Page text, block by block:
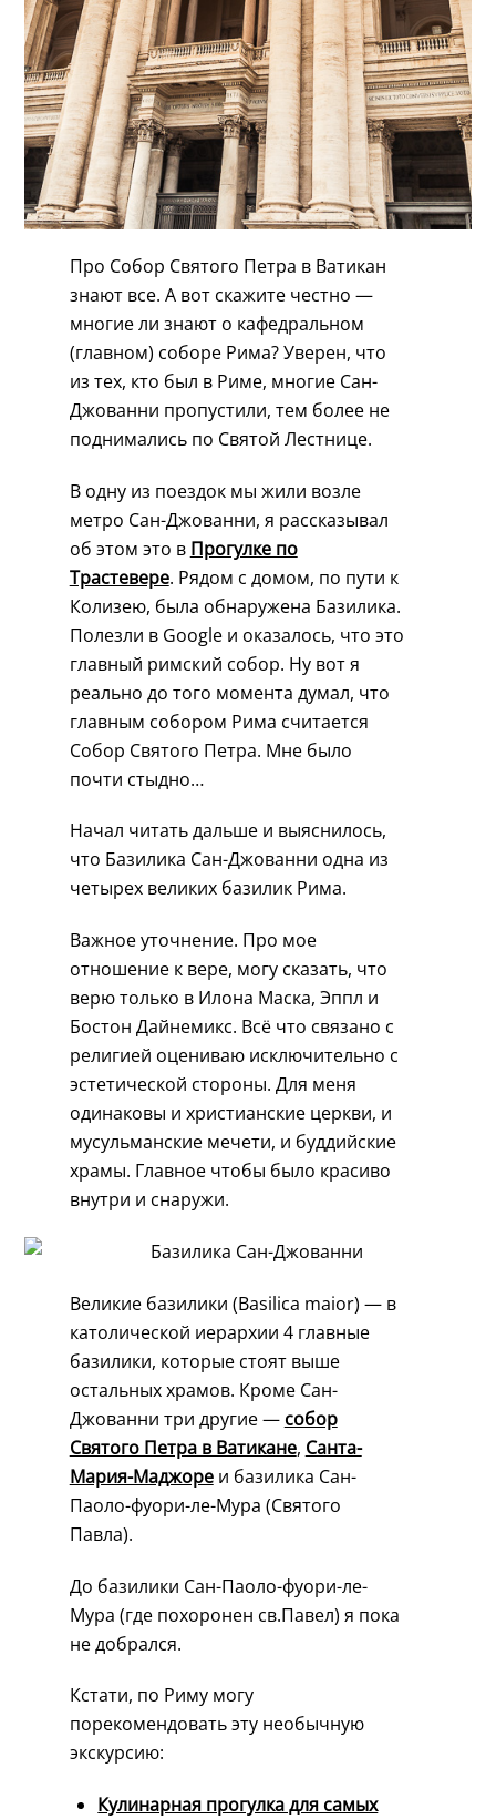
Про Собор Святого Петра в Ватикан
знают все. А вот скажите честно —
многие ли знают о кафедральном
(главном) соборе Рима? Уверен, что
из тех, кто был в Риме, многие Сан-
Джованни пропустили, тем более не
поднимались по Святой Лестнице.
В одну из поездок мы жили возле
метро Сан-Джованни, я рассказывал
об этом это в Прогулке по
Трастевере. Рядом с домом, по пути к
Колизею, была обнаружена Базилика.
Полезли в Google и оказалось, что это
главный римский собор. Ну вот я
реально до того момента думал, что
главным собором Рима считается
Собор Святого Петра. Мне было
почти стыдно…
Начал читать дальше и выяснилось,
что Базилика Сан-Джованни одна из
четырех великих базилик Рима.
Важное уточнение. Про мое
отношение к вере, могу сказать, что
верю только в Илона Маска, Эппл и
Бостон Дайнемикс. Всё что связано с
религией оцениваю исключительно с
эстетической стороны. Для меня
одинаковы и христианские церкви, и
мусульманские мечети, и буддийские
храмы. Главное чтобы было красиво
внутри и снаружи.
Великие базилики (Basilica maior) — в
католической иерархии 4 главные
базилики, которые стоят выше
остальных храмов. Кроме Сан-
Джованни три другие — собор
Святого Петра в Ватикане, Санта-
Мария-Маджореи базилика Сан-
Паоло-фуори-ле-Мура (Святого
Павла).
До базилики Сан-Паоло-фуори-ле-
Мура (где похоронен св.Павел) я пока
не добрался.
Кстати, по Риму могу
порекомендовать эту необычную
экскурсию:
Кулинарная прогулка для самых